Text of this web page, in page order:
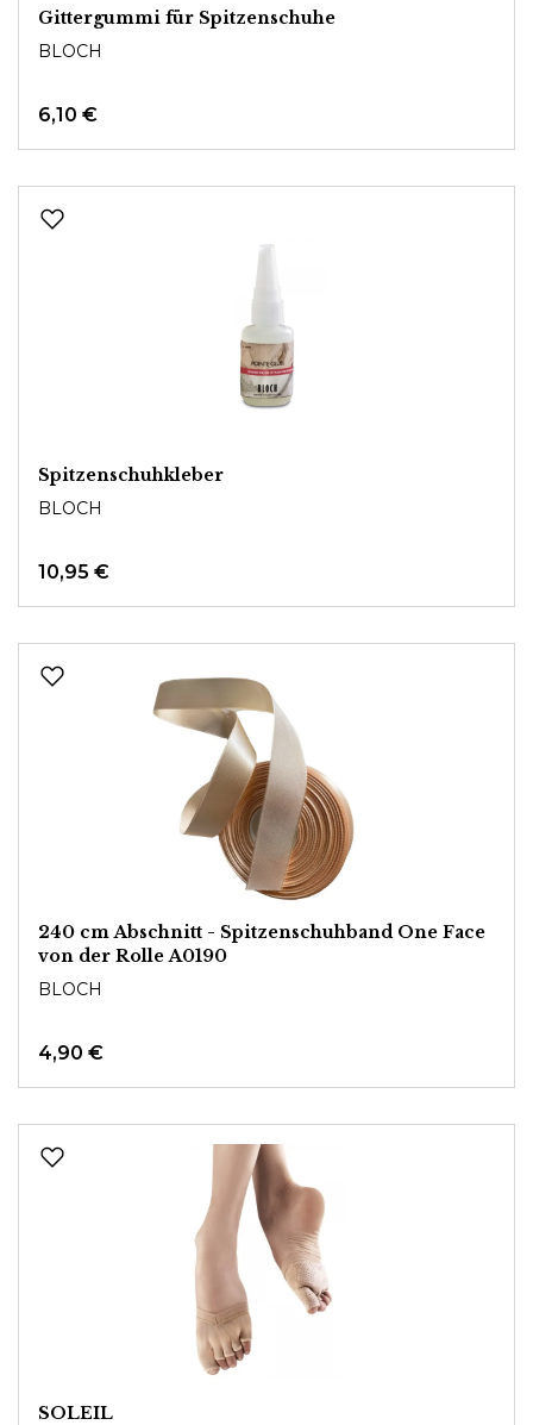
Gittergummi für Spitzenschuhe
BLOCH
6,10 €
Spitzenschuhkleber
BLOCH
10,95 €
240 cm Abschnitt - Spitzenschuhband One Face
von der Rolle A0190
BLOCH
4,90 €
SOLEIL